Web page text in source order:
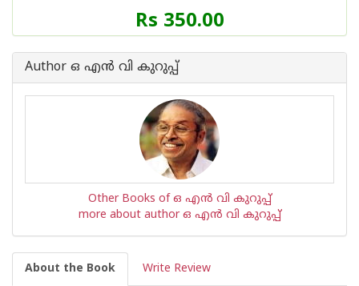
Price
of
Book
Rs 350.00
Author ഒ എന്‍ വി കുറുപ്പ്‌
Other Books of ഒ എന്‍ വി കുറുപ്പ്‌
more about author ഒ എന്‍ വി കുറുപ്പ്‌
About the Book Write Review